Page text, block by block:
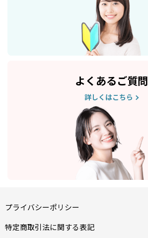
よくあるご質問
詳しくはこちら
プライバシーポリシー
特定商取引法に関する表記